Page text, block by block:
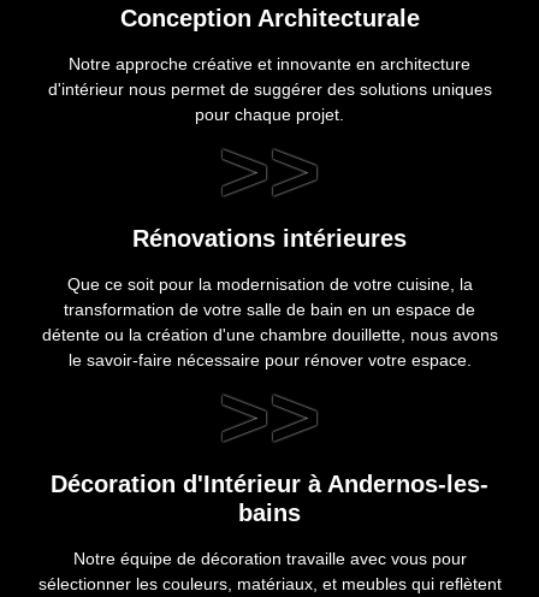
Conception Architecturale
Notre approche créative et innovante en architecture
d'intérieur nous permet de suggérer des solutions uniques
pour chaque projet.
>>
Rénovations intérieures
Que ce soit pour la modernisation de votre cuisine, la
transformation de votre salle de bain en un espace de
détente ou la création d'une chambre douillette, nous avons
le savoir-faire nécessaire pour rénover votre espace.
>>
Décoration d'Intérieur à Andernos-les-
bains
Notre équipe de décoration travaille avec vous pour
sélectionner les couleurs, matériaux, et meubles qui reflètent